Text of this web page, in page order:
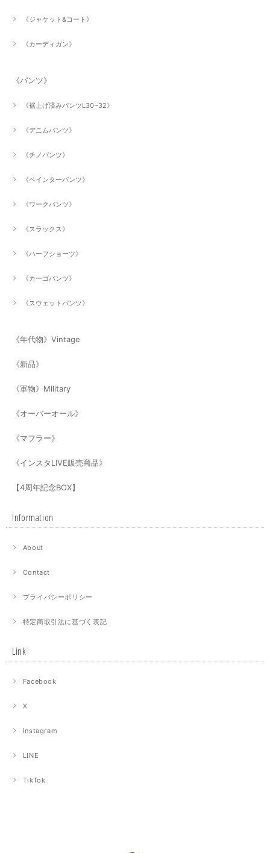
《ジャケット&コート》
《カーディガン》
《パンツ》
《裾上げ済みパンツL30~32》
《デニムパンツ》
《チノパンツ》
《ペインターパンツ》
《ワークパンツ》
《スラックス》
《ハーフショーツ》
《カーゴパンツ》
《スウェットパンツ》
《年代物》Vintage
《新品》
《軍物》Military
《オーバーオール》
《マフラー》
《インスタLIVE販売商品》
【4周年記念BOX】
Information
About
Contact
プライバシーポリシー
特定商取引法に基づく表記
Link
Facebook
X
Instagram
LINE
TikTok